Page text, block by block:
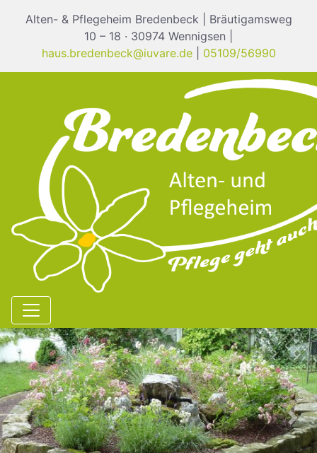
Alten- & Pflegeheim Bredenbeck | Bräutigamsweg
10 – 18 · 30974 Wennigsen |
haus.bredenbeck@iuvare.de| 05109/56990
Previous Next